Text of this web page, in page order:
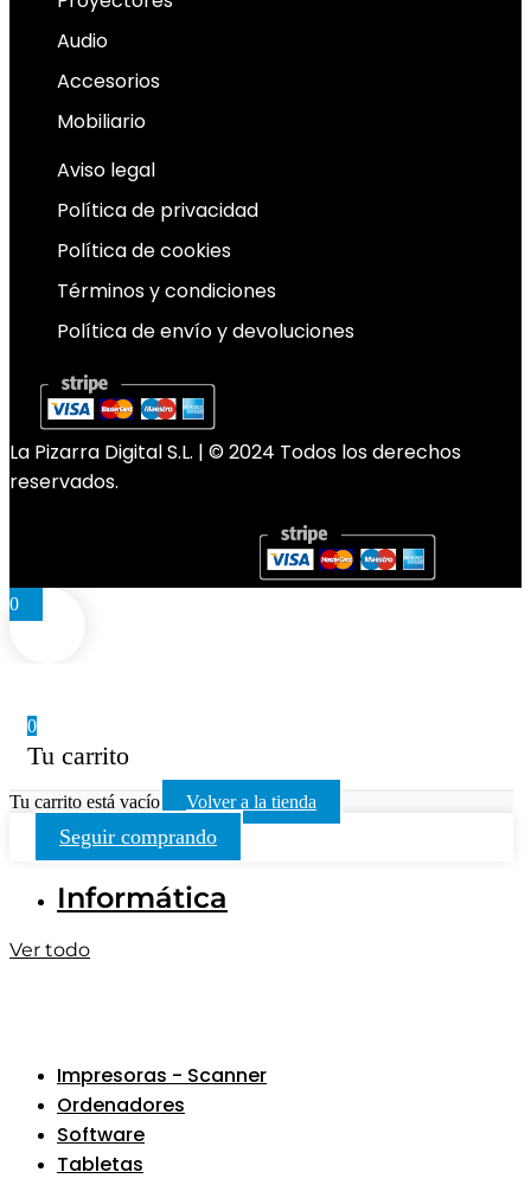
Audio
Accesorios
Mobiliario
Aviso legal
Política de privacidad
Política de cookies
Términos y condiciones
Política de envío y devoluciones
La Pizarra Digital S.L. | © 2024 Todos los derechos
reservados.
0
0
Tu carrito
Tu carrito está vacío Volver a la tienda
Seguir comprando
Informática
Ver todo
Impresoras - Scanner
Ordenadores
Software
Tabletas